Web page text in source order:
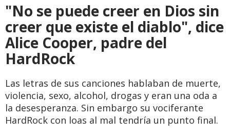
"No se puede creer en Dios sin
creer que existe el diablo", dice
Alice Cooper, padre del
HardRock
Las letras de sus canciones hablaban de muerte,
violencia, sexo, alcohol, drogas y eran una oda a
la desesperanza. Sin embargo su vociferante
HardRock con loas al mal tendría un punto final.